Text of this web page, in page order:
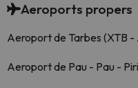
Aeroports propers
Aeroport de Tarbes (XTB
Aeroport de Pau - Pau -